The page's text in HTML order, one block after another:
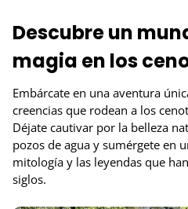
Descubre un
magia en los
Embárcate en una aventura
creencias que rodean a los
Déjate cautivar por la belleza
pozos de agua y sumérgete en
mitología y las leyendas que
siglos.